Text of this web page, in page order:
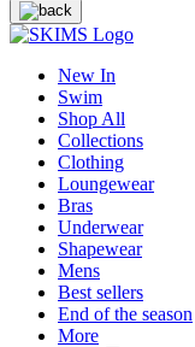
New In
Swim
Shop All
Collections
Clothing
Loungewear
Bras
Underwear
Shapewear
Mens
Best sellers
End of the season
More